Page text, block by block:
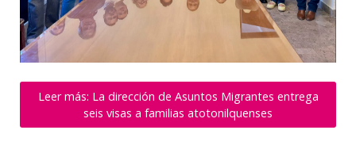
Leer más: La dirección de Asuntos Migrantes entrega
seis visas a familias atotonilquenses